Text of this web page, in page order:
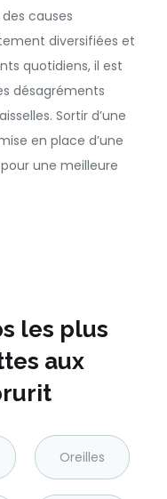
causes
diversifiées et
quotidiens, il est
désagréments
Sortir d’une
en place d’une
une meilleure
les plus
aux
Oreilles